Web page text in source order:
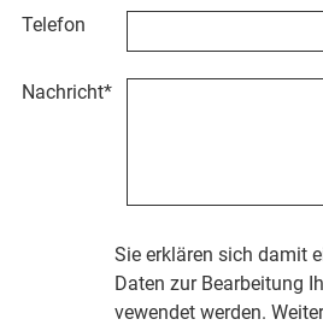
Telefon
Nachricht*
Sie erklären sich damit
Daten zur Bearbeitung
vewendet werden.